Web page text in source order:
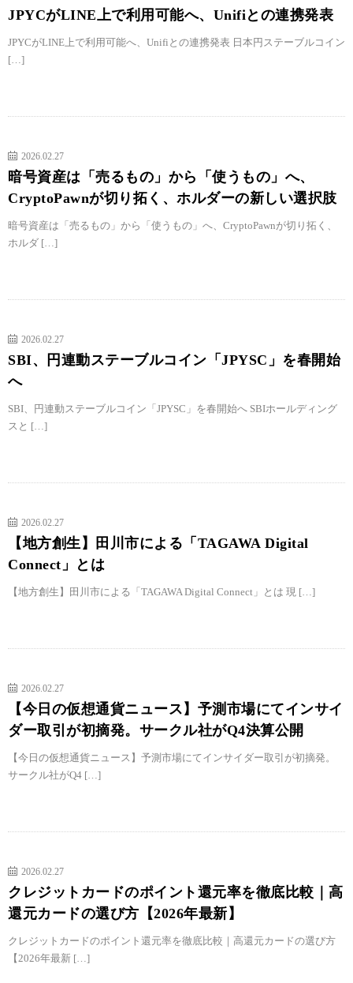
JPYCがLINE上で利用可能へ、Unifiとの連携発表
JPYCがLINE上で利用可能へ、Unifiとの連携発表 日本円ステーブルコイン
[…]
2026.02.27
暗号資産は「売るもの」から「使うもの」へ、
CryptoPawnが切り拓く、ホルダーの新しい選択肢
暗号資産は「売るもの」から「使うもの」へ、CryptoPawnが切り拓く、
ホルダ […]
2026.02.27
SBI、円連動ステーブルコイン「JPYSC」を春開始
へ
SBI、円連動ステーブルコイン「JPYSC」を春開始へ SBIホールディング
スと […]
2026.02.27
【地方創生】田川市による「TAGAWA Digital
Connect」とは
【地方創生】田川市による「TAGAWA Digital Connect」とは 現 […]
2026.02.27
【今日の仮想通貨ニュース】予測市場にてインサイ
ダー取引が初摘発。サークル社がQ4決算公開
【今日の仮想通貨ニュース】予測市場にてインサイダー取引が初摘発。
サークル社がQ4 […]
2026.02.27
クレジットカードのポイント還元率を徹底比較｜高
還元カードの選び方【2026年最新】
クレジットカードのポイント還元率を徹底比較｜高還元カードの選び方
【2026年最新 […]